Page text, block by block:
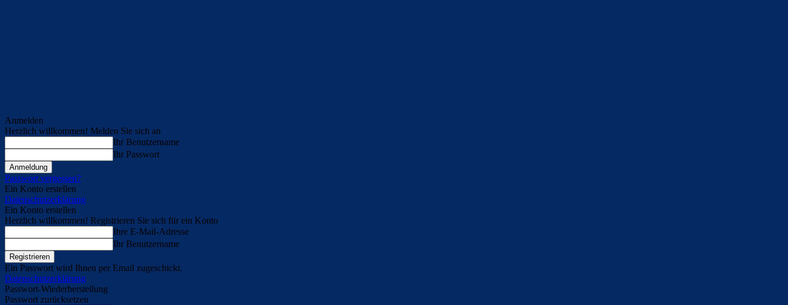
Anmelden
Herzlich willkommen! Melden Sie sich an
Ihr Benutzername
Ihr Passwort
Passwort vergessen?
Ein Konto erstellen
Datenschutzerklärung
Ein Konto erstellen
Herzlich willkommen! Registrieren Sie sich für ein Konto
Ihre E-Mail-Adresse
Ihr Benutzername
Ein Passwort wird Ihnen per Email zugeschickt.
Datenschutzerklärung
Passwort-Wiederherstellung
Passwort zurücksetzen